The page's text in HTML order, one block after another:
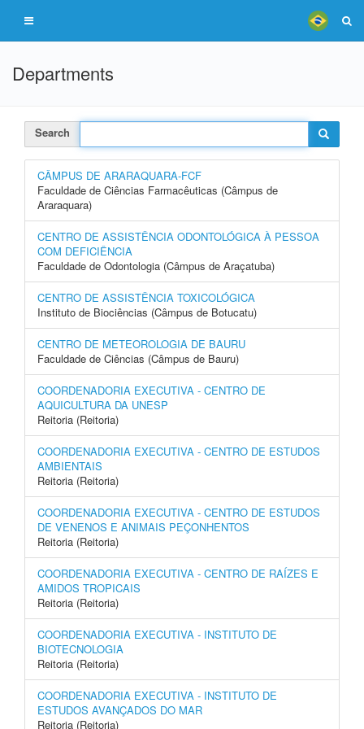
Departments
Search
CÂMPUS DE ARARAQUARA-FCF
Faculdade de Ciências Farmacêuticas (Câmpus de
Araraquara)
CENTRO DE ASSISTÊNCIA ODONTOLÓGICA À PESSOA
COM DEFICIÊNCIA
Faculdade de Odontologia (Câmpus de Araçatuba)
CENTRO DE ASSISTÊNCIA TOXICOLÓGICA
Instituto de Biociências (Câmpus de Botucatu)
CENTRO DE METEOROLOGIA DE BAURU
Faculdade de Ciências (Câmpus de Bauru)
COORDENADORIA EXECUTIVA - CENTRO DE
AQUICULTURA DA UNESP
Reitoria (Reitoria)
COORDENADORIA EXECUTIVA - CENTRO DE ESTUDOS
AMBIENTAIS
Reitoria (Reitoria)
COORDENADORIA EXECUTIVA - CENTRO DE ESTUDOS
DE VENENOS E ANIMAIS PEÇONHENTOS
Reitoria (Reitoria)
COORDENADORIA EXECUTIVA - CENTRO DE RAÍZES E
AMIDOS TROPICAIS
Reitoria (Reitoria)
COORDENADORIA EXECUTIVA - INSTITUTO DE
BIOTECNOLOGIA
Reitoria (Reitoria)
COORDENADORIA EXECUTIVA - INSTITUTO DE
ESTUDOS AVANÇADOS DO MAR
Reitoria (Reitoria)